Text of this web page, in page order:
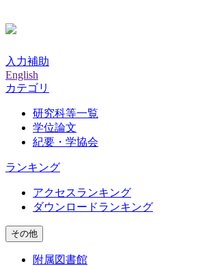
入力補助
English
カテゴリ
研究科等一覧
学位論文
紀要・学協会
ランキング
アクセスランキング
ダウンロードランキング
その他
附属図書館